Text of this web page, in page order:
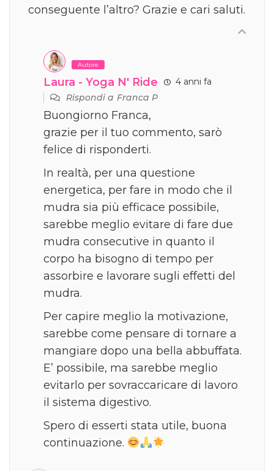
conseguente l’altro? Grazie e cari saluti.
Autore
Laura - Yoga N' Ride
4 anni fa
Rispondi aFranca P
Buongiorno Franca,
grazie per il tuo commento, sarò
felice di risponderti.
In realtà, per una questione
energetica, per fare in modo che il
mudra sia più efficace possibile,
sarebbe meglio evitare di fare due
mudra consecutive in quanto il
corpo ha bisogno di tempo per
assorbire e lavorare sugli effetti del
mudra.
Per capire meglio la motivazione,
sarebbe come pensare di tornare a
mangiare dopo una bella abbuffata.
E’ possibile, ma sarebbe meglio
evitarlo per sovraccaricare di lavoro
il sistema digestivo.
Spero di esserti stata utile, buona
continuazione.